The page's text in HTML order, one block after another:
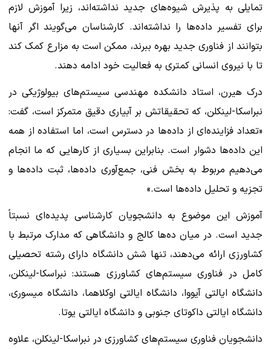
تمایلی به پذیرش شیوه‌های جدید نداشته‌اند، زیرا آموزش لازم
برای تفسیر داده‌ها را نداشته‌اند. کارشناسان می‌گویند اگر آنها
بتوانند از فناوری جدید بهره ببرند، ممکن است به مزارع کمک کند
تا با نیروی انسانی کمتری به فعالیت خود ادامه دهند.
درک هیرن، استاد دانشکده مهندسی سیستم‌های بیولوژیکی در
نبراسکا-لینکلن، که تحقیقاتش بر آبیاری دقیق متمرکز است، گفت:
«تعداد فزاینده‌ای از داده‌ها در دسترس است، اما استفاده از همه
این داده‌ها دشوار است. بنابراین بسیاری از کارهایی که ما انجام
می‌دهیم مربوط به بخش فنی، جمع‌آوری داده‌ها، ثبت داده‌ها و
تجزیه و تحلیل داده‌ها است.»
آموزش این موضوع به دانشجویان کارشناسی پدیده‌ای نسبتاً
جدید است. در میان ده‌ها کالج و دانشگاهی که مدارک مرتبط با
کشاورزی ارائه می‌دهند، تنها شش دانشگاه دارای رشته تحصیلی
کامل در فناوری سیستم‌های کشاورزی هستند: نبراسکا-لینکلن،
دانشگاه ایالتی آیووا، دانشگاه ایالتی اوکلاهما، دانشگاه میسوری،
دانشگاه ایالتی داکوتای جنوبی و دانشگاه ایالتی یوتا.
دانشجویان فناوری سیستم‌های کشاورزی در نبراسکا-لینکلن، علاوه